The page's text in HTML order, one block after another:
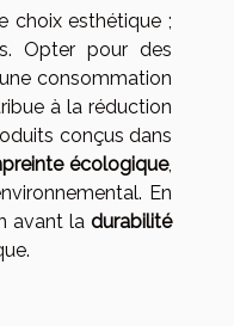
choix esthétique ;
Opter pour des
consommation
à la réduction
conçus dans
écologique,
En
avant la durabilité